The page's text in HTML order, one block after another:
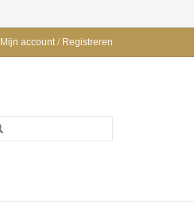
Mijn account / Registreren